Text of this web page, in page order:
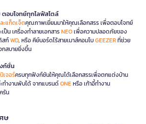
ตอบโจทย์ทุกไลฟ์สไตล์
ะแก็ดเจ็ตคุณภาพเยี่ยมมาให้คุณเลือกสรร เพื่อตอบโจทย์
ป็น เครื่องทำลายเอกสารNEOเพื่อความปลอดภัยของ
สก์WD, หรือ คีย์บอร์ดไร้สายเมาส์คอมโบGEEZERที่ช่วย
กสบายยิ่งขึ้น
ก์ชั่น
เจอร์ครบทุกฟังก์ชันให้คุณได้เลือกสรรเพื่อตกแต่งบ้าน
ะทำงานพับได้ จากแบรนด์ONEหรือ เก้าอี้ทำงาน
รัน
ษ